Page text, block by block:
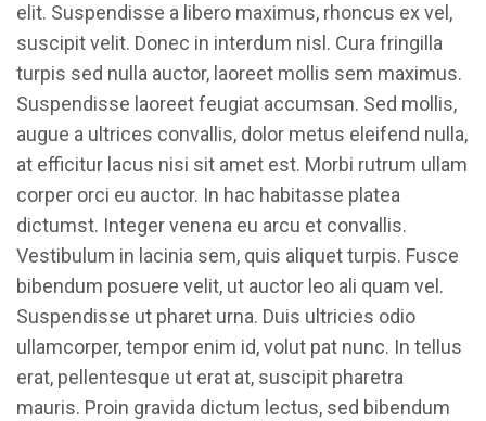
elit. Suspendisse a libero maximus, rhoncus ex vel,
suscipit velit. Donec in interdum nisl. Cura fringilla
turpis sed nulla auctor, laoreet mollis sem maximus.
Suspendisse laoreet feugiat accumsan. Sed mollis,
augue a ultrices convallis, dolor metus eleifend nulla,
at efficitur lacus nisi sit amet est. Morbi rutrum ullam
corper orci eu auctor. In hac habitasse platea
dictumst. Integer venena eu arcu et convallis.
Vestibulum in lacinia sem, quis aliquet turpis. Fusce
bibendum posuere velit, ut auctor leo ali quam vel.
Suspendisse ut pharet urna. Duis ultricies odio
ullamcorper, tempor enim id, volut pat nunc. In tellus
erat, pellentesque ut erat at, suscipit pharetra
mauris. Proin gravida dictum lectus, sed bibendum